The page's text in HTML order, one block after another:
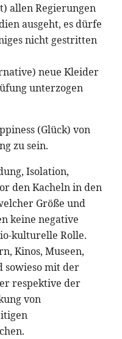
allen Regierungen
ausgeht, es dürfe
nicht gestritten
neue Kleider
unterzogen
(Glück) von
zu sein.
Isolation,
den Kacheln in den
Größe und
keine negative
kulturelle Rolle.
Kinos, Museen,
sowieso mit der
respektive der
von